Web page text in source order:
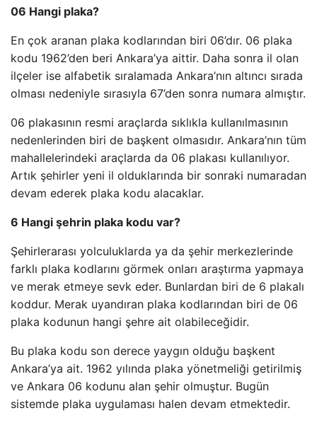
06 Hangi plaka?
En çok aranan plaka kodlarından biri 06’dır. 06 plaka
kodu 1962’den beri Ankara’ya aittir. Daha sonra il olan
ilçeler ise alfabetik sıralamada Ankara’nın altıncı sırada
olması nedeniyle sırasıyla 67’den sonra numara almıştır.
06 plakasının resmi araçlarda sıklıkla kullanılmasının
nedenlerinden biri de başkent olmasıdır. Ankara’nın tüm
mahallelerindeki araçlarda da 06 plakası kullanılıyor.
Artık şehirler yeni il olduklarında bir sonraki numaradan
devam ederek plaka kodu alacaklar.
6 Hangi şehrin plaka kodu var?
Şehirlerarası yolculuklarda ya da şehir merkezlerinde
farklı plaka kodlarını görmek onları araştırma yapmaya
ve merak etmeye sevk eder. Bunlardan biri de 6 plakalı
koddur. Merak uyandıran plaka kodlarından biri de 06
plaka kodunun hangi şehre ait olabileceğidir.
Bu plaka kodu son derece yaygın olduğu başkent
Ankara’ya ait. 1962 yılında plaka yönetmeliği getirilmiş
ve Ankara 06 kodunu alan şehir olmuştur. Bugün
sistemde plaka uygulaması halen devam etmektedir.